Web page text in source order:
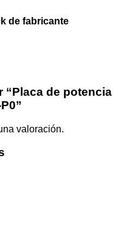
de fabricante
“Placa de potencia
valoración.